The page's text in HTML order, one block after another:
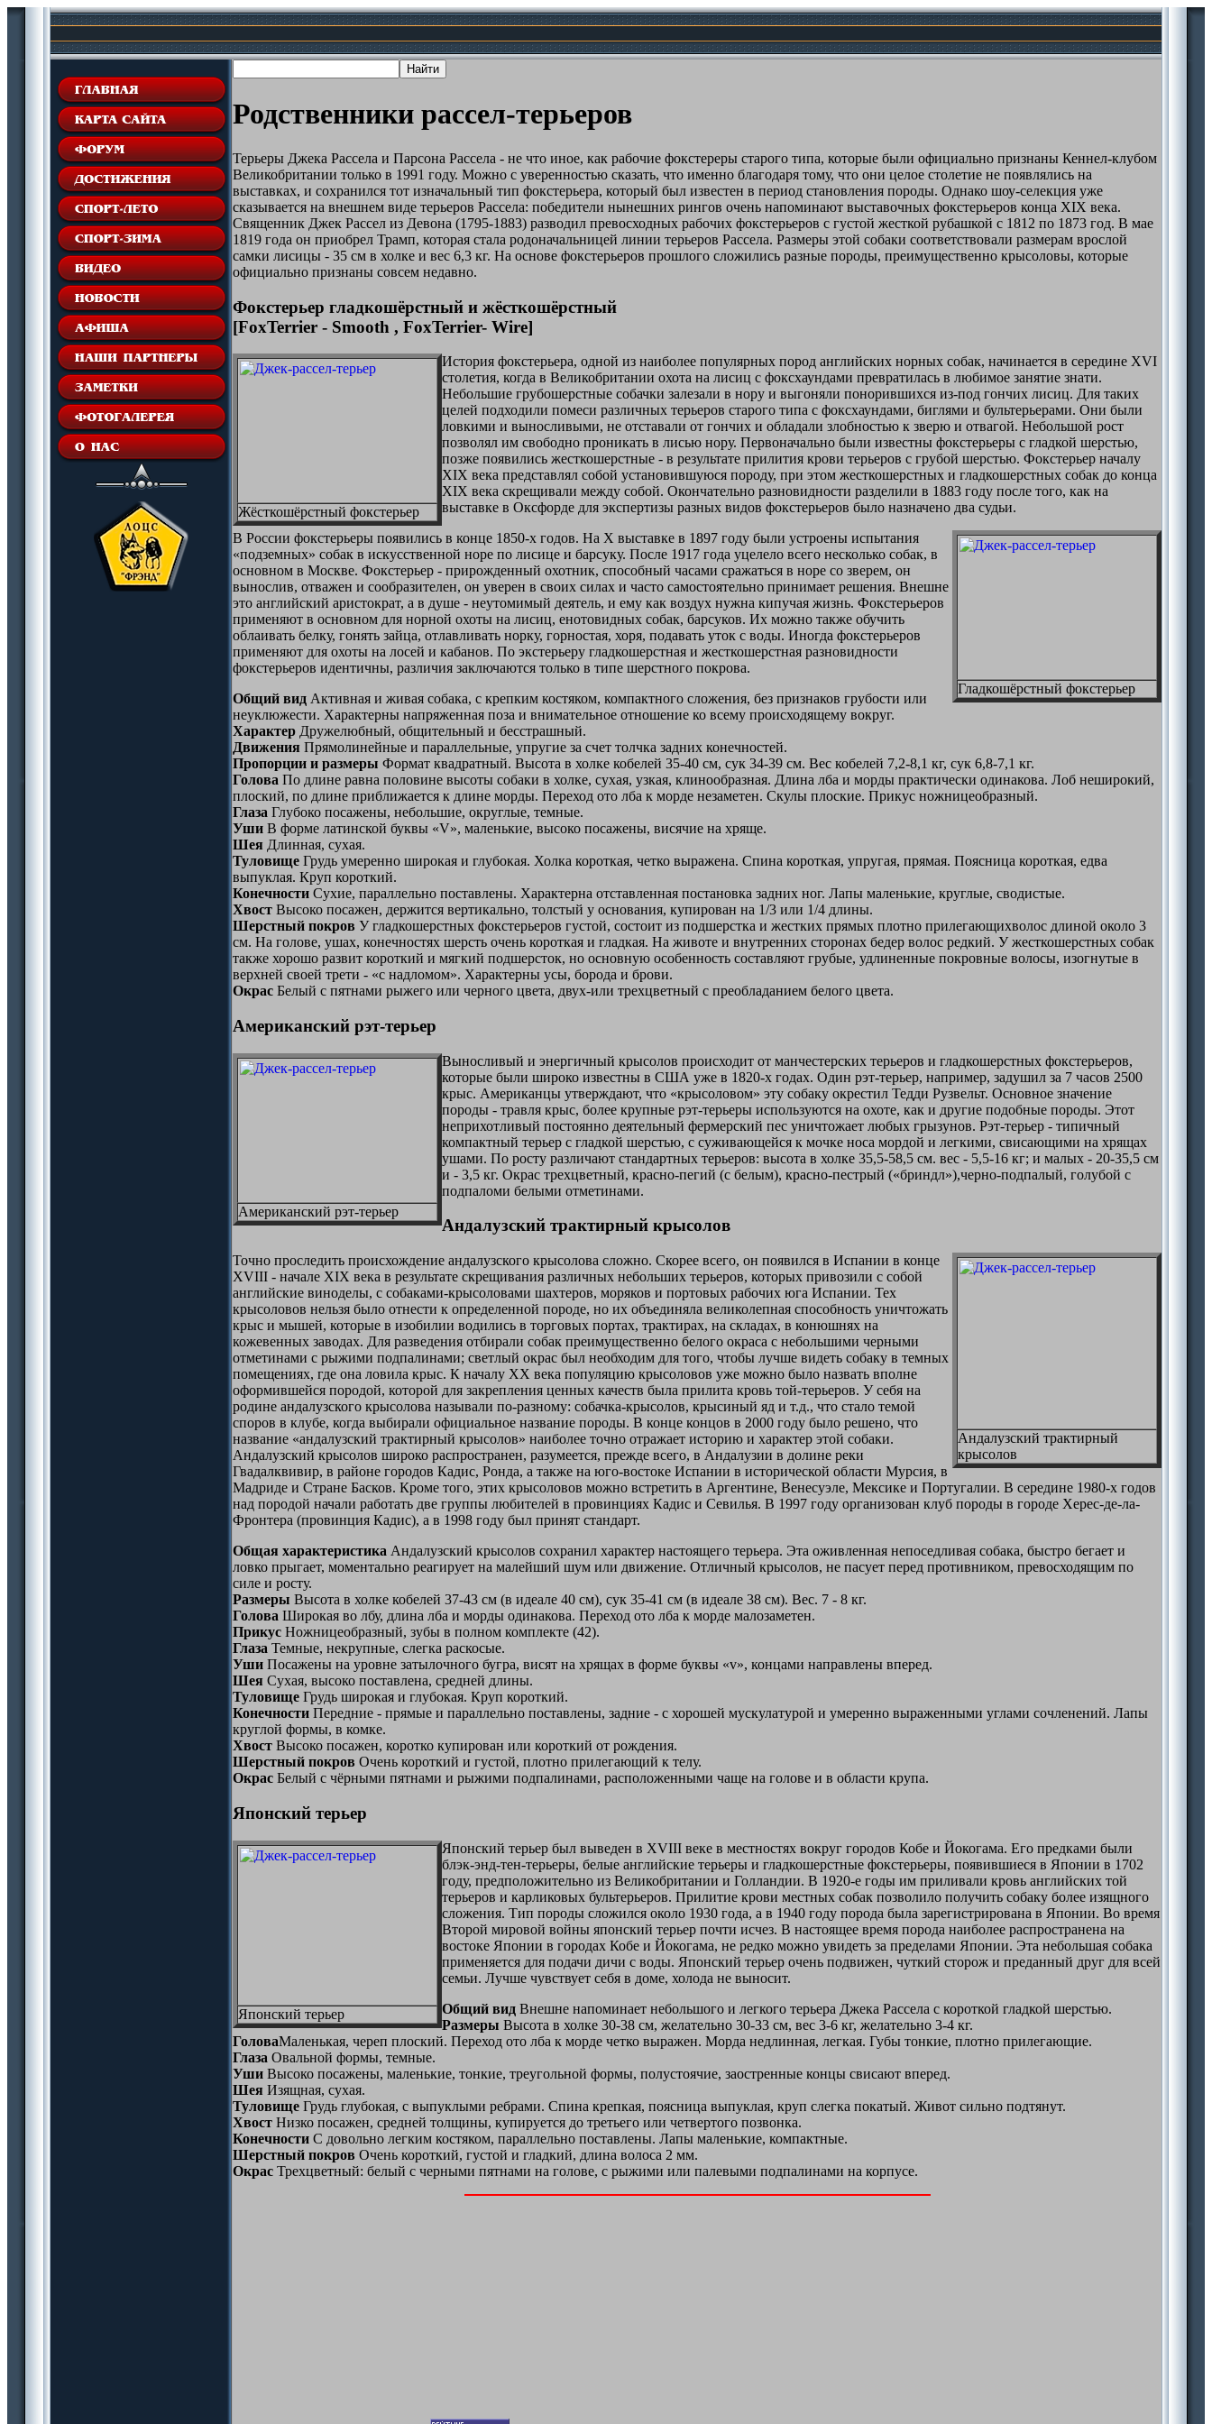
Родственники рассел-терьеров
Терьеры Джека Рассела и Парсона Рассела - не что иное, как рабочие фокстереры старого типа, которые были официально признаны Кеннел-клубом
Великобритании только в 1991 году. Можно с уверенностью сказать, что именно благодаря тому, что они целое столетие не появлялись на
выставках, и сохранился тот изначальный тип фокстерьера, который был известен в период становления породы. Однако шоу-селекция уже
сказывается на внешнем виде терьеров Рассела: победители нынешних рингов очень напоминают выставочных фокстерьеров конца XIX века.
Священник Джек Рассел из Девона (1795-1883) разводил превосходных рабочих фокстерьеров с густой жесткой рубашкой с 1812 по 1873 год. В мае
1819 года он приобрел Трамп, которая стала родоначальницей линии терьеров Рассела. Размеры этой собаки соответствовали размерам врослой
самки лисицы - 35 см в холке и вес 6,3 кг. На основе фокстерьеров прошлого сложились разные породы, преимущественно крысоловы, которые
официально признаны совсем недавно.
Фокстерьер гладкошёрстный и жёсткошёрстный
[FoxTerrier - Smooth , FoxTerrier- Wire]
Жёсткошёрстный фокстерьер
История фокстерьера, одной из наиболее популярных пород английских норных собак, начинается в середине XVI
столетия, когда в Великобритании охота на лисиц с фоксхаундами превратилась в любимое занятие знати.
Небольшие грубошерстные собачки залезали в нору и выгоняли понорившихся из-под гончих лисиц. Для таких
целей подходили помеси различных терьеров старого типа с фоксхаундами, биглями и бультерьерами. Они были
ловкими и выносливыми, не отставали от гончих и обладали злобностью к зверю и отвагой. Небольшой рост
позволял им свободно проникать в лисью нору. Первоначально были известны фокстерьеры с гладкой шерстью,
позже появились жесткошерстные - в результате прилития крови терьеров с грубой шерстью. Фокстерьер началу
XIX века представлял собой установившуюся породу, при этом жесткошерстных и гладкошерстных собак до конца
XIX века скрещивали между собой. Окончательно разновидности разделили в 1883 году после того, как на
выставке в Оксфорде для экспертизы разных видов фокстерьеров было назначено два судьи.
Гладкошёрстный фокстерьер
В России фокстерьеры появились в конце 1850-х годов. На X выставке в 1897 году были устроены испытания
«подземных» собак в искусственной норе по лисице и барсуку. После 1917 года уцелело всего несколько собак, в
основном в Москве. Фокстерьер - прирожденный охотник, способный часами сражаться в норе со зверем, он
вынослив, отважен и сообразителен, он уверен в своих силах и часто самостоятельно принимает решения. Внешне
это английский аристократ, а в душе - неутомимый деятель, и ему как воздух нужна кипучая жизнь. Фокстерьеров
применяют в основном для норной охоты на лисиц, енотовидных собак, барсуков. Их можно также обучить
облаивать белку, гонять зайца, отлавливать норку, горностая, хоря, подавать уток с воды. Иногда фокстерьеров
применяют для охоты на лосей и кабанов. По экстерьеру гладкошерстная и жесткошерстная разновидности
фокстерьеров идентичны, различия заключаются только в типе шерстного покрова.
Общий вид Активная и живая собака, с крепким костяком, компактного сложения, без признаков грубости или
неуклюжести. Характерны напряженная поза и внимательное отношение ко всему происходящему вокруг.
Характер Дружелюбный, общительный и бесстрашный.
Движения Прямолинейные и параллельные, упругие за счет толчка задних конечностей.
Пропорции и размеры Формат квадратный. Высота в холке кобелей 35-40 см, сук 34-39 см. Вес кобелей 7,2-8,1 кг, сук 6,8-7,1 кг.
Голова По длине равна половине высоты собаки в холке, сухая, узкая, клинообразная. Длина лба и морды практически одинакова. Лоб неширокий,
плоский, по длине приближается к длине морды. Переход ото лба к морде незаметен. Скулы плоские. Прикус ножницеобразный.
Глаза Глубоко посажены, небольшие, округлые, темные.
Уши В форме латинской буквы «V», маленькие, высоко посажены, висячие на хряще.
Шея Длинная, сухая.
Туловище Грудь умеренно широкая и глубокая. Холка короткая, четко выражена. Спина короткая, упругая, прямая. Поясница короткая, едва
выпуклая. Круп короткий.
Конечности Сухие, параллельно поставлены. Характерна отставленная постановка задних ног. Лапы маленькие, круглые, сводистые.
Хвост Высоко посажен, держится вертикально, толстый у основания, купирован на 1/3 или 1/4 длины.
Шерстный покров У гладкошерстных фокстерьеров густой, состоит из подшерстка и жестких прямых плотно прилегающихволос длиной около 3
см. На голове, ушах, конечностях шерсть очень короткая и гладкая. На животе и внутренних сторонах бедер волос редкий. У жесткошерстных собак
также хорошо развит короткий и мягкий подшерсток, но основную особенность составляют грубые, удлиненные покровные волосы, изогнутые в
верхней своей трети - «с надломом». Характерны усы, борода и брови.
Окрас Белый с пятнами рыжего или черного цвета, двух-или трехцветный с преобладанием белого цвета.
Американский рэт-терьер
Американский рэт-терьер
Выносливый и энергичный крысолов происходит от манчестерских терьеров и гладкошерстных фокстерьеров,
которые были широко известны в США уже в 1820-х годах. Один рэт-терьер, например, задушил за 7 часов 2500
крыс. Американцы утверждают, что «крысоловом» эту собаку окрестил Тедди Рузвельт. Основное значение
породы - травля крыс, более крупные рэт-терьеры используются на охоте, как и другие подобные породы. Этот
неприхотливый постоянно деятельный фермерский пес уничтожает любых грызунов. Рэт-терьер - типичный
компактный терьер с гладкой шерстью, с суживающейся к мочке носа мордой и легкими, свисающими на хрящах
ушами. По росту различают стандартных терьеров: высота в холке 35,5-58,5 см. вес - 5,5-16 кг; и малых - 20-35,5 см
и - 3,5 кг. Окрас трехцветный, красно-пегий (с белым), красно-пестрый («бриндл»),черно-подпалый, голубой с
подпаломи белыми отметинами.
Андалузский трактирный крысолов
Андалузский трактирный
крысолов
Точно проследить происхождение андалузского крысолова сложно. Скорее всего, он появился в Испании в конце
XVIII - начале XIX века в результате скрещивания различных небольших терьеров, которых привозили с собой
английские виноделы, с собаками-крысоловами шахтеров, моряков и портовых рабочих юга Испании. Тех
крысоловов нельзя было отнести к определенной породе, но их объединяла великолепная способность уничтожать
крыс и мышей, которые в изобилии водились в торговых портах, трактирах, на складах, в конюшнях на
кожевенных заводах. Для разведения отбирали собак преимущественно белого окраса с небольшими черными
отметинами с рыжими подпалинами; светлый окрас был необходим для того, чтобы лучше видеть собаку в темных
помещениях, где она ловила крыс. К началу XX века популяцию крысоловов уже можно было назвать вполне
оформившейся породой, которой для закрепления ценных качеств была прилита кровь той-терьеров. У себя на
родине андалузского крысолова называли по-разному: собачка-крысолов, крысиный яд и т.д., что стало темой
споров в клубе, когда выбирали официальное название породы. В конце концов в 2000 году было решено, что
название «андалузский трактирный крысолов» наиболее точно отражает историю и характер этой собаки.
Андалузский крысолов широко распространен, разумеется, прежде всего, в Андалузии в долине реки
Гвадалквивир, в районе городов Кадис, Ронда, а также на юго-востоке Испании в исторической области Мурсия, в
Мадриде и Стране Басков. Кроме того, этих крысоловов можно встретить в Аргентине, Венесуэле, Мексике и Португалии. В середине 1980-х годов
над породой начали работать две группы любителей в провинциях Кадис и Севилья. В 1997 году организован клуб породы в городе Херес-де-ла-
Фронтера (провинция Кадис), а в 1998 году был принят стандарт.
Общая характеристика Андалузский крысолов сохранил характер настоящего терьера. Эта оживленная непоседливая собака, быстро бегает и
ловко прыгает, моментально реагирует на малейший шум или движение. Отличный крысолов, не пасует перед противником, превосходящим по
силе и росту.
Размеры Высота в холке кобелей 37-43 см (в идеале 40 см), сук 35-41 см (в идеале 38 см). Вес. 7 - 8 кг.
Голова Широкая во лбу, длина лба и морды одинакова. Переход ото лба к морде малозаметен.
Прикус Ножницеобразный, зубы в полном комплекте (42).
Глаза Темные, некрупные, слегка раскосые.
Уши Посажены на уровне затылочного бугра, висят на хрящах в форме буквы «v», концами направлены вперед.
Шея Сухая, высоко поставлена, средней длины.
Туловище Грудь широкая и глубокая. Круп короткий.
Конечности Передние - прямые и параллельно поставлены, задние - с хорошей мускулатурой и умеренно выраженными углами сочленений. Лапы
круглой формы, в комке.
Хвост Высоко посажен, коротко купирован или короткий от рождения.
Шерстный покров Очень короткий и густой, плотно прилегающий к телу.
Окрас Белый с чёрными пятнами и рыжими подпалинами, расположенными чаще на голове и в области крупа.
Японский терьер
Японский терьер
Японский терьер был выведен в XVIII веке в местностях вокруг городов Кобе и Йокогама. Его предками были
блэк-энд-тен-терьеры, белые английские терьеры и гладкошерстные фокстерьеры, появившиеся в Японии в 1702
году, предположительно из Великобритании и Голландии. В 1920-е годы им приливали кровь английских той
терьеров и карликовых бультерьеров. Прилитие крови местных собак позволило получить собаку более изящного
сложения. Тип породы сложился около 1930 года, а в 1940 году порода была зарегистрирована в Японии. Во время
Второй мировой войны японский терьер почти исчез. В настоящее время порода наиболее распространена на
востоке Японии в городах Кобе и Йокогама, не редко можно увидеть за пределами Японии. Эта небольшая собака
применяется для подачи дичи с воды. Японский терьер очень подвижен, чуткий сторож и преданный друг для всей
семьи. Лучше чувствует себя в доме, холода не выносит.
Общий вид Внешне напоминает небольшого и легкого терьера Джека Рассела с короткой гладкой шерстью.
Размеры Высота в холке 30-38 см, желательно 30-33 см, вес 3-6 кг, желательно 3-4 кг.
ГоловаМаленькая, череп плоский. Переход ото лба к морде четко выражен. Морда недлинная, легкая. Губы тонкие, плотно прилегающие.
Глаза Овальной формы, темные.
Уши Высоко посажены, маленькие, тонкие, треугольной формы, полустоячие, заостренные концы свисают вперед.
Шея Изящная, сухая.
Туловище Грудь глубокая, с выпуклыми ребрами. Спина крепкая, поясница выпуклая, круп слегка покатый. Живот сильно подтянут.
Хвост Низко посажен, средней толщины, купируется до третьего или четвертого позвонка.
Конечности С довольно легким костяком, параллельно поставлены. Лапы маленькие, компактные.
Шерстный покров Очень короткий, густой и гладкий, длина волоса 2 мм.
Окрас Трехцветный: белый с черными пятнами на голове, с рыжими или палевыми подпалинами на корпусе.